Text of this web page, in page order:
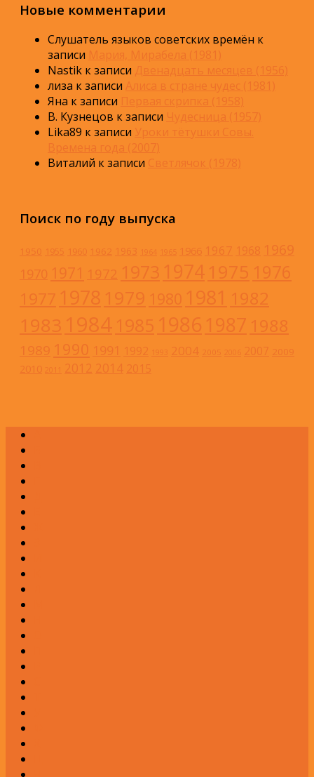
Новые комментарии
Слушатель языков советских времён к
записи Мария, Мирабела (1981)
Nastik к записи Двенадцать месяцев (1956)
лиза к записи Алиса в стране чудес (1981)
Яна к записи Первая скрипка (1958)
В. Кузнецов к записи Чудесница (1957)
Lika89 к записи Уроки тётушки Совы.
Времена года (2007)
Виталий к записи Светлячок (1978)
Поиск по году выпуска
1950 1955 1960 1962 1963 1964 1965 1966 1967 1968 1969
1970 1971 1972 1973 1974 1975 1976
1977 1978 1979 1980 1981 1982
1983 1984 1985 1986 1987 1988
1989 1990 1991 1992 1993 2004 2005 2006 2007 2009
2010 2011 2012 2014 2015